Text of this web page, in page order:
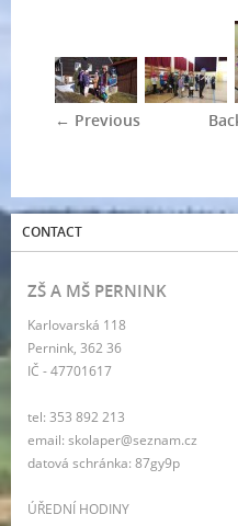
← Previous
CONTACT
ZŠ A MŠ PERNINK
Karlovarská 118
Pernink, 362 36
IČ - 47701617
tel: 353 892 213
email: skolaper@seznam.cz
datová schránka: 87gy9p
ÚŘEDNÍ HODINY